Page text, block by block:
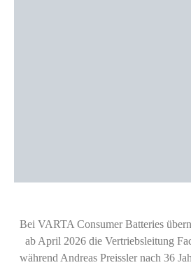
Bei VARTA Consumer Batteries
ab April 2026 die Vertriebsleitung
während Andreas Preissler nach 36